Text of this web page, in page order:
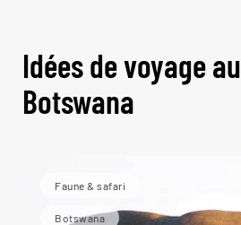
Idées de voyage au
Botswana
Faune & safari
Botswana